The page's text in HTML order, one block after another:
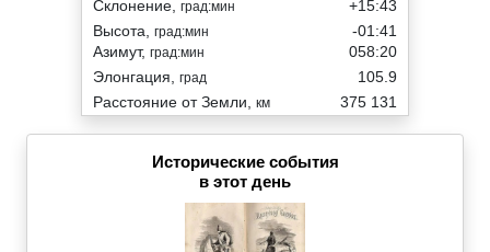
Склонение, град:мин
+15:43
Высота, град:мин
Азимут, град:мин
-01:41
058:20
Элонгация, град
105.9
Расстояние от Земли, км 375 131
Исторические события
в этот день